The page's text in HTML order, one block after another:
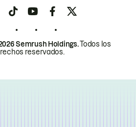
Semrush Holdings.Todos los
reservados.